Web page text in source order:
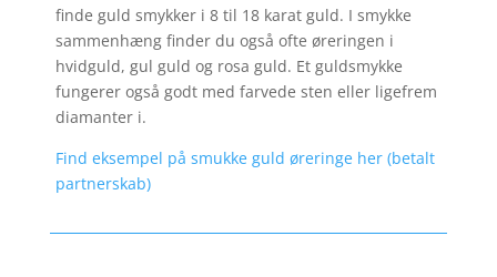
finde guld smykker i 8 til 18 karat guld. I smykke
sammenhæng finder du også ofte øreringen i
hvidguld, gul guld og rosa guld. Et guldsmykke
fungerer også godt med farvede sten eller ligefrem
diamanter i.
Find eksempel på smukke guld øreringe her (betalt
partnerskab)